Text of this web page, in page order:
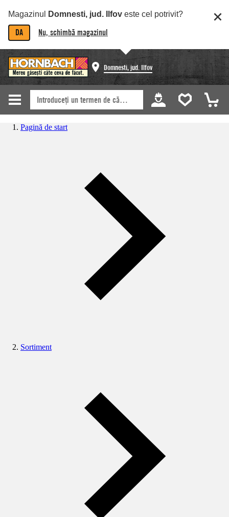
Magazinul Domnesti, jud. Ilfov este cel potrivit?
DA Nu, schimbă magazinul
Domnesti, jud. Ilfov
Pagină de start
Sortiment